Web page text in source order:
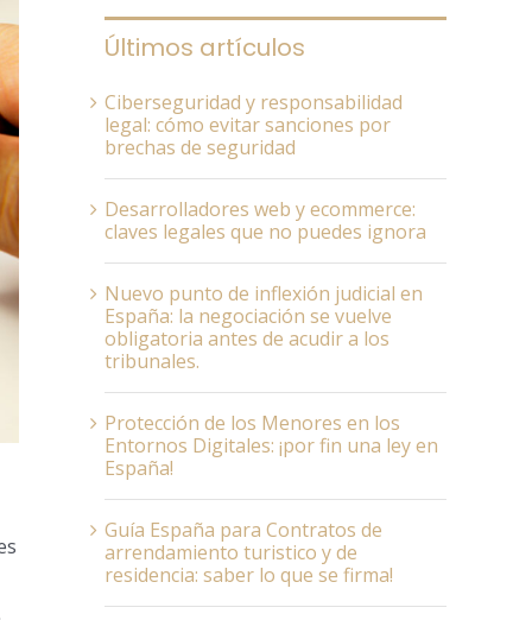
Últimos artículos
Ciberseguridad y responsabilidad
legal: cómo evitar sanciones por
brechas de seguridad
Desarrolladores web y ecommerce:
claves legales que no puedes ignora
Nuevo punto de inflexión judicial en
España: la negociación se vuelve
obligatoria antes de acudir a los
tribunales.
Protección de los Menores en los
Entornos Digitales: ¡por fin una ley en
España!
Guía España para Contratos de
arrendamiento turistico y de
residencia: saber lo que se firma!